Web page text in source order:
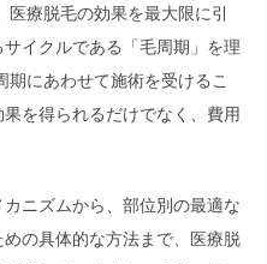
医療脱毛の効果を最大限に引
イクルである「毛周期」を理
にあわせて施術を受けるこ
を得られるだけでなく、費用
ニズムから、部位別の最適な
の具体的な方法まで、医療脱